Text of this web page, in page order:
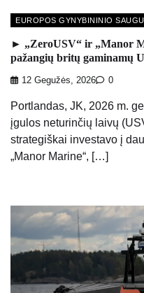
EUROPOS GYNYBININIO
► „ZeroUSV“ ir „Manor
pažangių britų gaminamų
12 Gegužės, 2026 0
Portlandas, JK, 2026 m.
įgulos neturinčių laivų
strategiškai investavo į
„Manor Marine“, […]